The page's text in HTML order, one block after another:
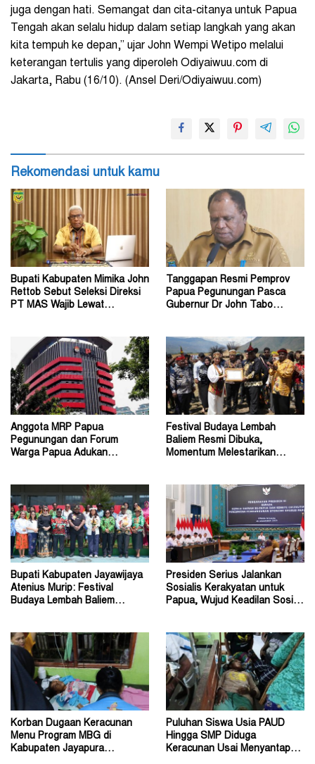
juga dengan hati. Semangat dan cita-citanya untuk Papua
Tengah akan selalu hidup dalam setiap langkah yang akan
kita tempuh ke depan,” ujar John Wempi Wetipo melalui
keterangan tertulis yang diperoleh Odiyaiwuu.com di
Jakarta, Rabu (16/10). (Ansel Deri/Odiyaiwuu.com)
Rekomendasi untuk kamu
Bupati Kabupaten Mimika John
Rettob Sebut Seleksi Direksi
PT MAS Wajib Lewat
Tanggapan Resmi Pemprov
Papua Pegunungan Pasca
Gubernur Dr John Tabo
Anggota MRP Papua
Pegunungan dan Forum
Warga Papua Adukan
Festival Budaya Lembah
Baliem Resmi Dibuka,
Momentum Melestarikan
Bupati Kabupaten Jayawijaya
Atenius Murip: Festival
Budaya Lembah Baliem
Presiden Serius Jalankan
Sosialis Kerakyatan untuk
Papua, Wujud Keadilan Sosial
Korban Dugaan Keracunan
Menu Program MBG di
Kabupaten Jayapura
Puluhan Siswa Usia PAUD
Hingga SMP Diduga
Keracunan Usai Menyantap